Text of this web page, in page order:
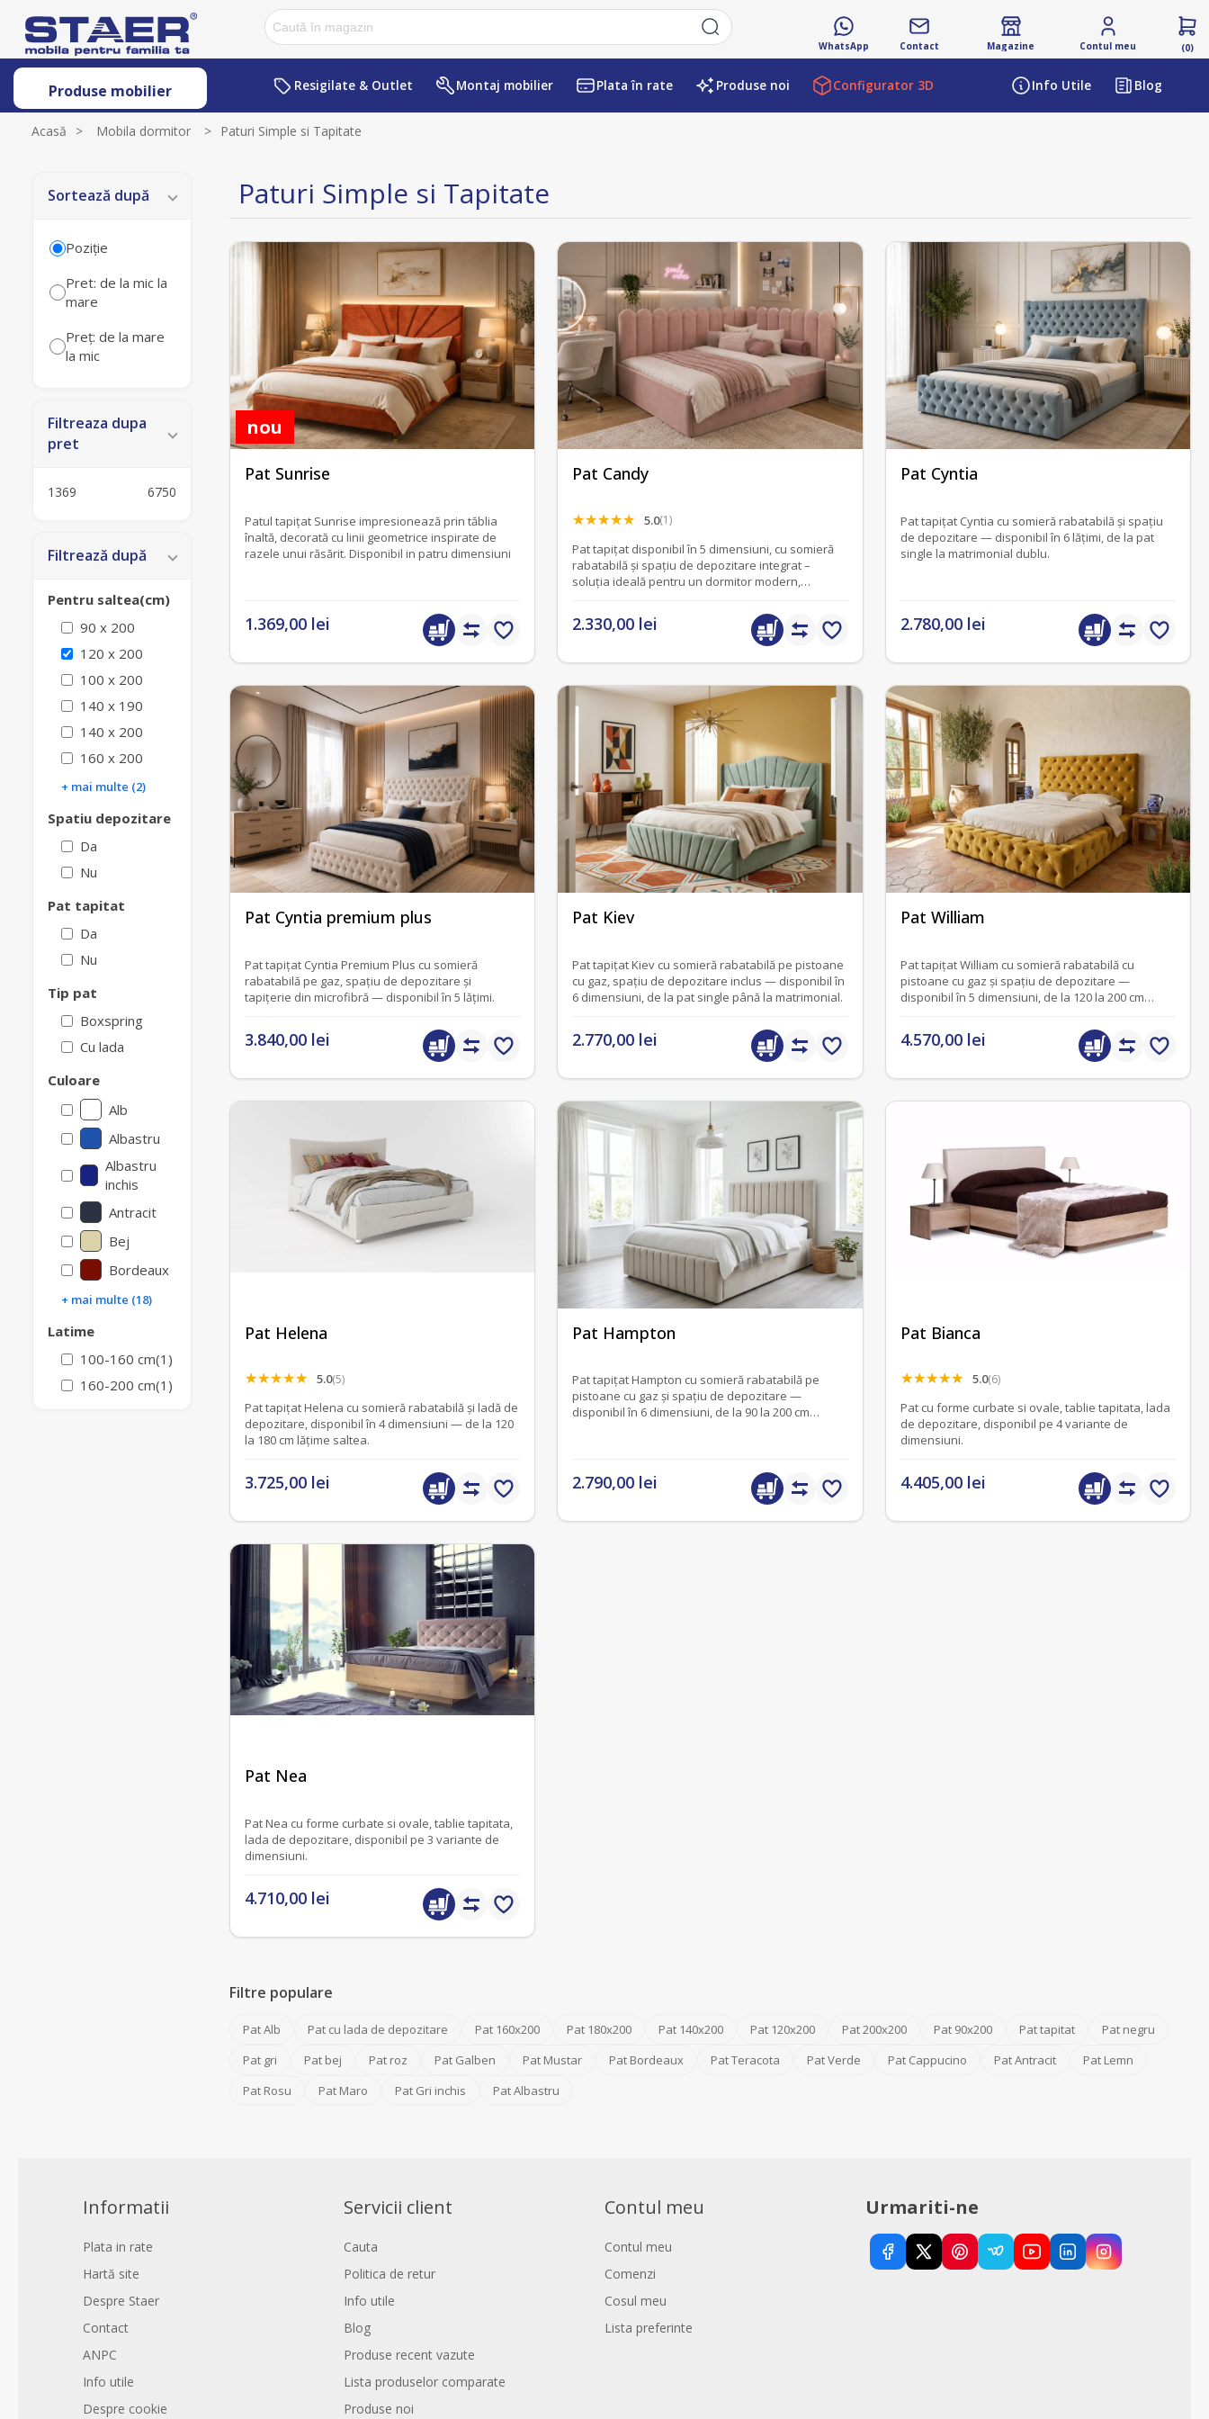
WhatsApp Contact Magazine Contul meu (0)
Produse mobilier Resigilate & Outlet Montaj mobilier Plata în rate Produse noi Configurator 3D Info Utile Blog
Acasă > Mobila dormitor > Paturi Simple si Tapitate
Sortează după
Poziţie
Pret: de la mic la
mare
Preț: de la mare
la mic
Filtreaza dupa
pret
1369 6750
Filtrează după
Pentru saltea(cm)
90 x 200
120 x 200
100 x 200
140 x 190
140 x 200
160 x 200
+ mai multe (2)
Spatiu depozitare
Da
Nu
Pat tapitat
Da
Nu
Tip pat
Boxspring
Cu lada
Culoare
Alb
Albastru
Albastru
inchis
Antracit
Bej
Bordeaux
+ mai multe (18)
Latime
100-160 cm(1)
160-200 cm(1)
Paturi Simple si Tapitate
Pat Sunrise
Patul tapițat Sunrise impresionează prin tăblia
înaltă, decorată cu linii geometrice inspirate de
razele unui răsărit. Disponibil in patru dimensiuni
nou
1.369,00 lei
Pat Candy
5.0(1)
Pat tapițat disponibil în 5 dimensiuni, cu somieră
rabatabilă și spațiu de depozitare integrat –
soluția ideală pentru un dormitor modern,
2.330,00 lei
Pat Cyntia
Pat tapițat Cyntia cu somieră rabatabilă și spațiu
de depozitare — disponibil în 6 lățimi, de la pat
single la matrimonial dublu.
2.780,00 lei
Pat Cyntia premium plus
Pat tapițat Cyntia Premium Plus cu somieră
rabatabilă pe gaz, spațiu de depozitare și
tapițerie din microfibră — disponibil în 5 lățimi.
3.840,00 lei
Pat Kiev
Pat tapițat Kiev cu somieră rabatabilă pe pistoane
cu gaz, spațiu de depozitare inclus — disponibil în
6 dimensiuni, de la pat single până la matrimonial.
2.770,00 lei
Pat William
Pat tapițat William cu somieră rabatabilă cu
pistoane cu gaz și spațiu de depozitare —
disponibil în 5 dimensiuni, de la 120 la 200 cm
4.570,00 lei
Pat Helena
5.0(5)
Pat tapițat Helena cu somieră rabatabilă și ladă de
depozitare, disponibil în 4 dimensiuni — de la 120
la 180 cm lățime saltea.
3.725,00 lei
Pat Hampton
Pat tapițat Hampton cu somieră rabatabilă pe
pistoane cu gaz și spațiu de depozitare —
disponibil în 6 dimensiuni, de la 90 la 200 cm
2.790,00 lei
Pat Bianca
5.0(6)
Pat cu forme curbate si ovale, tablie tapitata, lada
de depozitare, disponibil pe 4 variante de
dimensiuni.
4.405,00 lei
Pat Nea
Pat Nea cu forme curbate si ovale, tablie tapitata,
lada de depozitare, disponibil pe 3 variante de
dimensiuni.
4.710,00 lei
Filtre populare
Pat Alb Pat cu lada de depozitare Pat 160x200 Pat 180x200 Pat 140x200 Pat 120x200 Pat 200x200 Pat 90x200 Pat tapitat
Pat negru
Pat gri
Pat bej Pat roz Pat Galben Pat Mustar Pat Bordeaux Pat Teracota Pat Verde Pat Cappucino Pat Antracit
Pat Lemn
Pat Rosu
Pat Maro Pat Gri inchis Pat Albastru
Informatii
Plata in rate
Hartă site
Despre Staer
Contact
ANPC
Info utile
Despre cookie
Servicii client
Cauta
Politica de retur
Info utile
Blog
Produse recent vazute
Lista produselor comparate
Produse noi
Contul meu
Contul meu
Comenzi
Cosul meu
Lista preferinte
Urmariti-ne